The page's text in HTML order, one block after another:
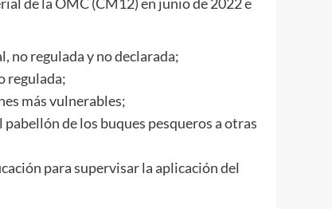
no regulada y no declarada;
regulada;
más vulnerables;
de los buques pesqueros a otras
para supervisar la aplicación del